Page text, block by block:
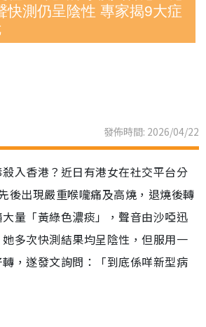
快測仍呈陰性 專家揭9大症
發佈時間: 2026/04/22
入香港？近日有港女在社交平台分
後出現嚴重喉嚨痛及高燒，退燒後轉
量「黃綠色濃痰」，聲音由沙啞迅
多次快測結果均呈陰性，但服用一
，遂發文詢問：「到底係咩新型病